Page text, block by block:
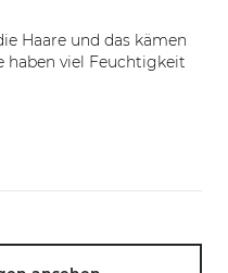
Haare und das kämen
haben viel Feuchtigkeit